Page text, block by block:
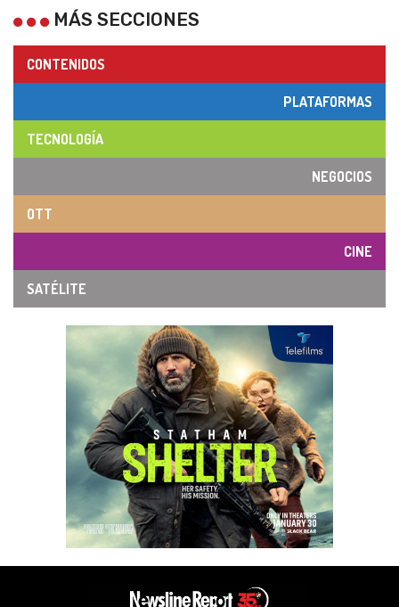
MÁS SECCIONES
CONTENIDOS
PLATAFORMAS
TECNOLOGÍA
NEGOCIOS
OTT
CINE
SATÉLITE